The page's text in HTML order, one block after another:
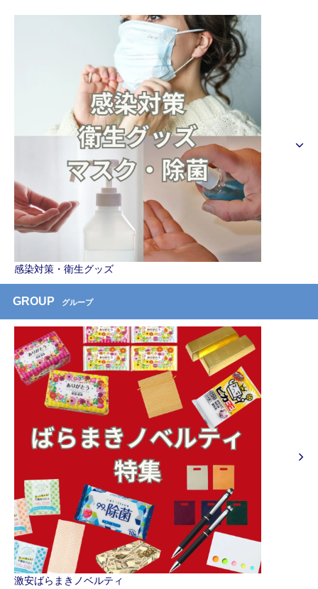
感染対策・衛生グッズ
GROUP グループ
激安ばらまきノベルティ